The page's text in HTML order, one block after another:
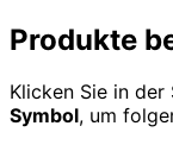
Produkte
Klicken Sie in der
Symbol, um